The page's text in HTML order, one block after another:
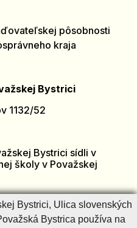
pôsobnosti
kraja
Bystrici
1132/52
Bystrici sídli v
školy v Považskej
Bystrici, Ulica slovenských
Bystrica používa na